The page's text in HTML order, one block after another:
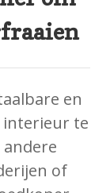
en
interieur te
of